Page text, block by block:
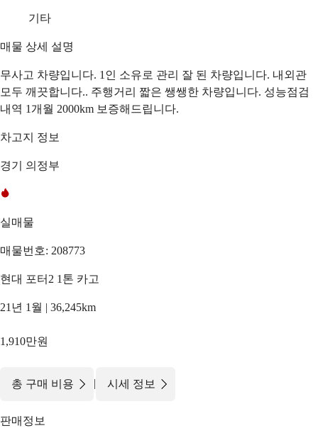
기타
매물 상세 설명
무사고 차량입니다. 1인 소유로 관리 잘 된 차량입니다. 내외관
모두 깨끗합니다.. 주행거리 짧은 쌩쌩한 차량입니다. 성능점검
내역 1개월 2000km 보증해드립니다.
차고지 정보
경기 의정부
실매물
매물번호: 208773
현대 포터2 1톤 카고
21년 1월 | 36,245km
1,910만원
총 구매 비용 | 시세 정보
판매정보